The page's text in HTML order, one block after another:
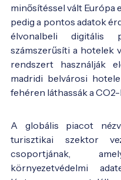
minősítéssel vált Európa
pedig a pontos adatok
élvonalbeli digitális
számszerűsíti a hotelek
rendszert használják
madridi belvárosi
fehéren láthassák a
A globális piacot
turisztikai szektor
csoportjának,
környezetvédelmi